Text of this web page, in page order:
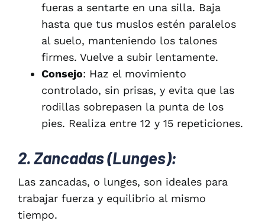
fueras a sentarte en una silla. Baja
hasta que tus muslos estén paralelos
al suelo, manteniendo los talones
firmes. Vuelve a subir lentamente.
Consejo: Haz el movimiento
controlado, sin prisas, y evita que las
rodillas sobrepasen la punta de los
pies. Realiza entre 12 y 15 repeticiones.
2. Zancadas (Lunges):
Las zancadas, o lunges, son ideales para
trabajar fuerza y equilibrio al mismo
tiempo.